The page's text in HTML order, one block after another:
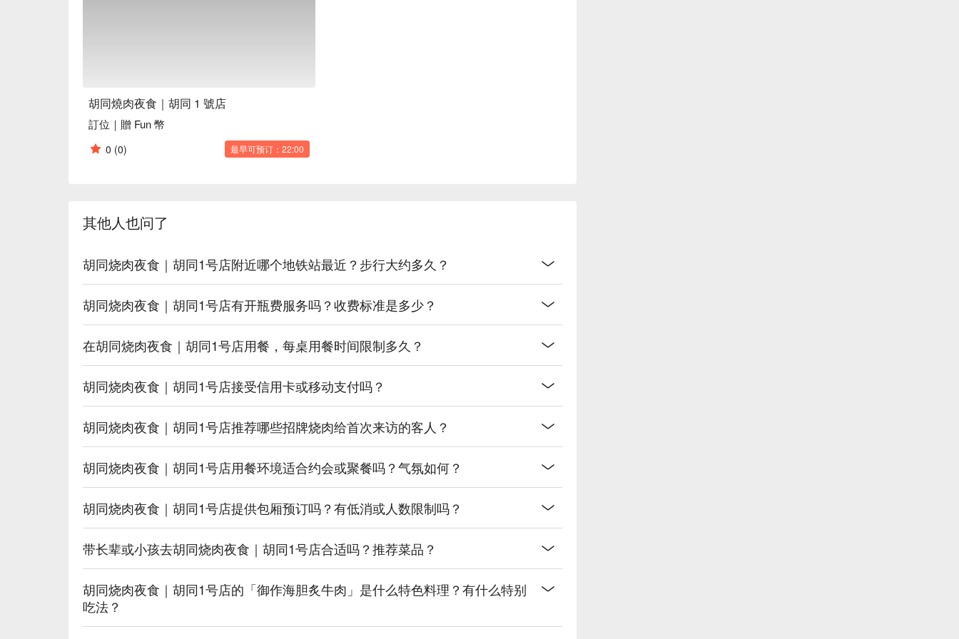
胡同燒肉夜食｜胡同 1 號店
訂位｜贈 Fun 幣
0 (0) 最早可预订：22:00
其他人也问了
胡同烧肉夜食｜胡同1号店附近哪个地铁站最近？步行大约多久？
胡同烧肉夜食｜胡同1号店有开瓶费服务吗？收费标准是多少？
在胡同烧肉夜食｜胡同1号店用餐，每桌用餐时间限制多久？
胡同烧肉夜食｜胡同1号店接受信用卡或移动支付吗？
胡同烧肉夜食｜胡同1号店推荐哪些招牌烧肉给首次来访的客人？
胡同烧肉夜食｜胡同1号店用餐环境适合约会或聚餐吗？气氛如何？
胡同烧肉夜食｜胡同1号店提供包厢预订吗？有低消或人数限制吗？
带长辈或小孩去胡同烧肉夜食｜胡同1号店合适吗？推荐菜品？
胡同烧肉夜食｜胡同1号店的「御作海胆炙牛肉」是什么特色料理？有什么特别
吃法？